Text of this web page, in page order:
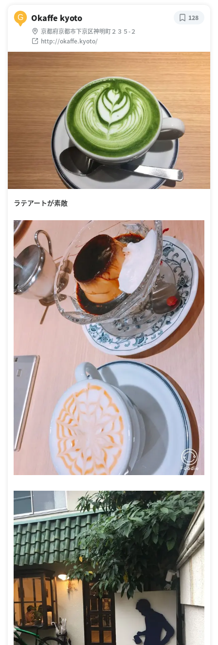
G Okaffe kyoto
京都府京都市下京区神明町２３５-２
http://okaffe.kyoto/
128
ラテアートが素敵